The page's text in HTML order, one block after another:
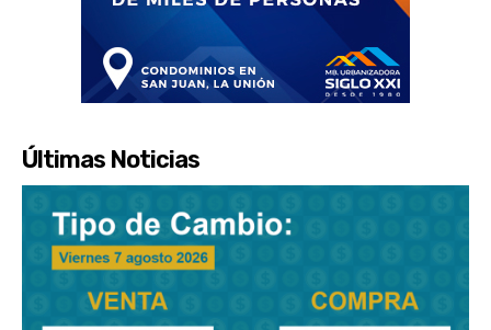
Últimas Noticias